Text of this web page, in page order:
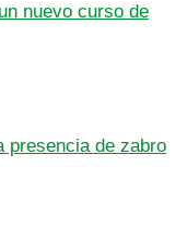
nuevo curso de
presencia de zabro